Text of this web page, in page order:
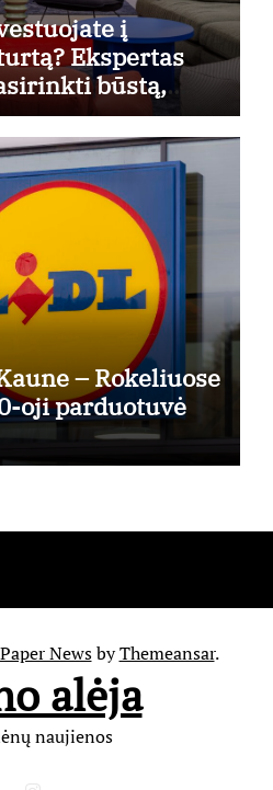
į
Ekspertas
būstą,
– Rokeliuose
oji parduotuvė
Paper NewsbyThemeansar.
alėja
naujienos